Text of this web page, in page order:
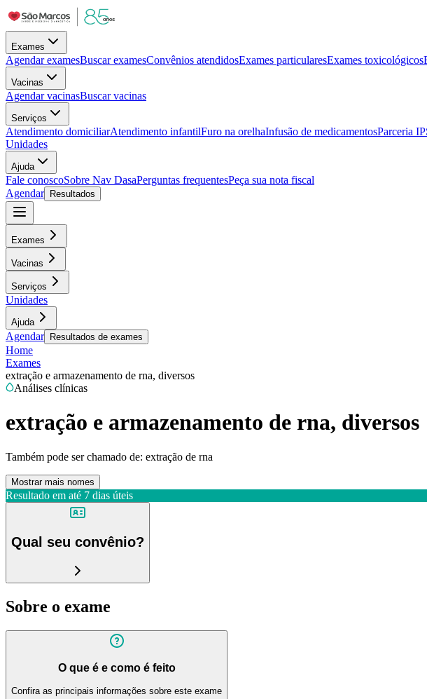
Exames
Agendar examesBuscar examesConvênios atendidosExames particularesExames toxicológicos
Vacinas
Agendar vacinasBuscar vacinas
Serviços
Atendimento domiciliarAtendimento infantilFuro na orelhaInfusão de medicamentosParceria
Unidades
Ajuda
Fale conoscoSobre Nav DasaPerguntas frequentesPeça sua nota fiscal
Agendar
Resultados
Exames
Vacinas
Serviços
Unidades
Ajuda
Agendar Resultados de exames
Home
Exames
extração e armazenamento de rna, diversos
Análises clínicas
extração e armazenamento de rna, diversos
Também pode ser chamado de: extração de rna
Mostrar mais nomes
Resultado em até 7 dias úteis
Qual seu convênio?
Sobre o exame
O que é e como é feito
Confira as principais informações sobre este exame